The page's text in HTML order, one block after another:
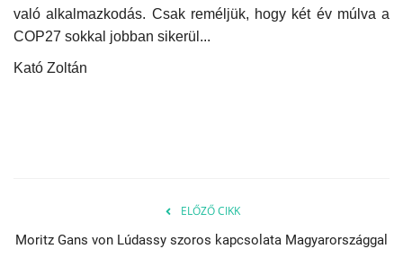
való alkalmazkodás. Csak reméljük, hogy két év múlva a
COP27 sokkal jobban sikerül...
Kató Zoltán
ELŐZŐ CIKK
Moritz Gans von Lúdassy szoros kapcsolata Magyarországgal